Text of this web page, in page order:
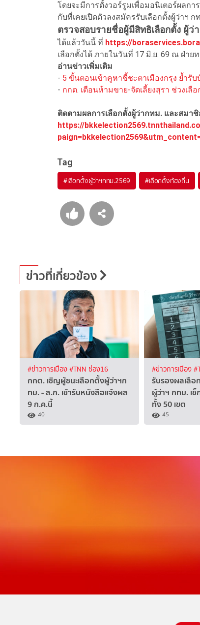
โดยจะมีการตั้งวอร์รูมเพื่อมอนิเตอร์ผลก
กับที่เคยเปิดตัวลงสมัครรับเลือกตั้งผู้ว่าฯ ก
ตรวจสอบรายชื่อผู้มีสิทธิเลือกตั้ง ผู้ว่
ได้แล้ววันนี้ ที่ https://
เลือกตั้งได้ ภายในวันที่ 17 มิ.ย. 69 ณ ฝ่า
อ่านข่าวเพิ่มเติม
- 5 ขั้นตอนเข้าคูหาชี้ชะตาเมืองกรุง ย้ำรับบั
- กกต. เตือนห้ามขาย-จัดเลี้ยงสุรา ช่วงเลื
ติดตามผลการเลือกตั้งผู้ว่ากทม. และสมา
https://
Tag
#เลือกตั้งผู้ว่าฯกทม.2569 #เลือกตั้งท้องถิ่น
ข่าวที่เกี่ยวข้อง
#ข่าวการเมือง#TNN ช่อง16
กกต. เชิญผู้ชนะเลือกตั้งผู้ว่าฯก
ทม. - ส.ก. เข้ารับหนังสือแจ้งผล
9 ก.ค.นี้
40
#ข่าวการเมือง
รับรองผลเลือ
ผู้ว่าฯ กทม. เ
ทั้ง 50 เขต
45